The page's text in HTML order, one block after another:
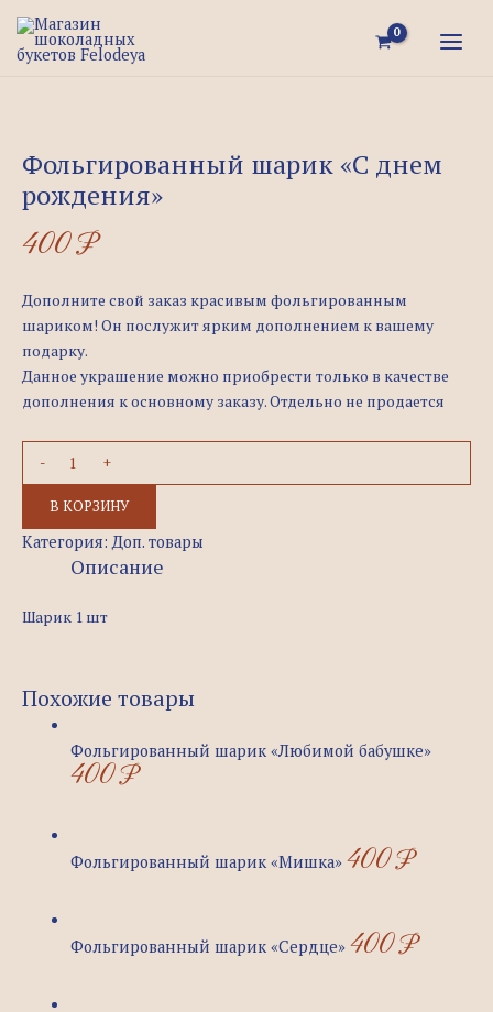
Перейти
содержимому
Фольгированный шарик «С днем
рождения»
400₽
Дополните свой заказ красивым фольгированным
шариком! Он послужит ярким дополнением к вашему
подарку.
Данное украшение можно приобрести только в качестве
дополнения к основному заказу. Отдельно не продается
Quantity
В КОРЗИНУ
Категория: Доп. товары
Описание
Шарик 1 шт
Похожие товары
Фольгированный шарик «Любимой бабушке»
400₽
Фольгированный шарик «Мишка» 400₽
Фольгированный шарик «Сердце» 400₽